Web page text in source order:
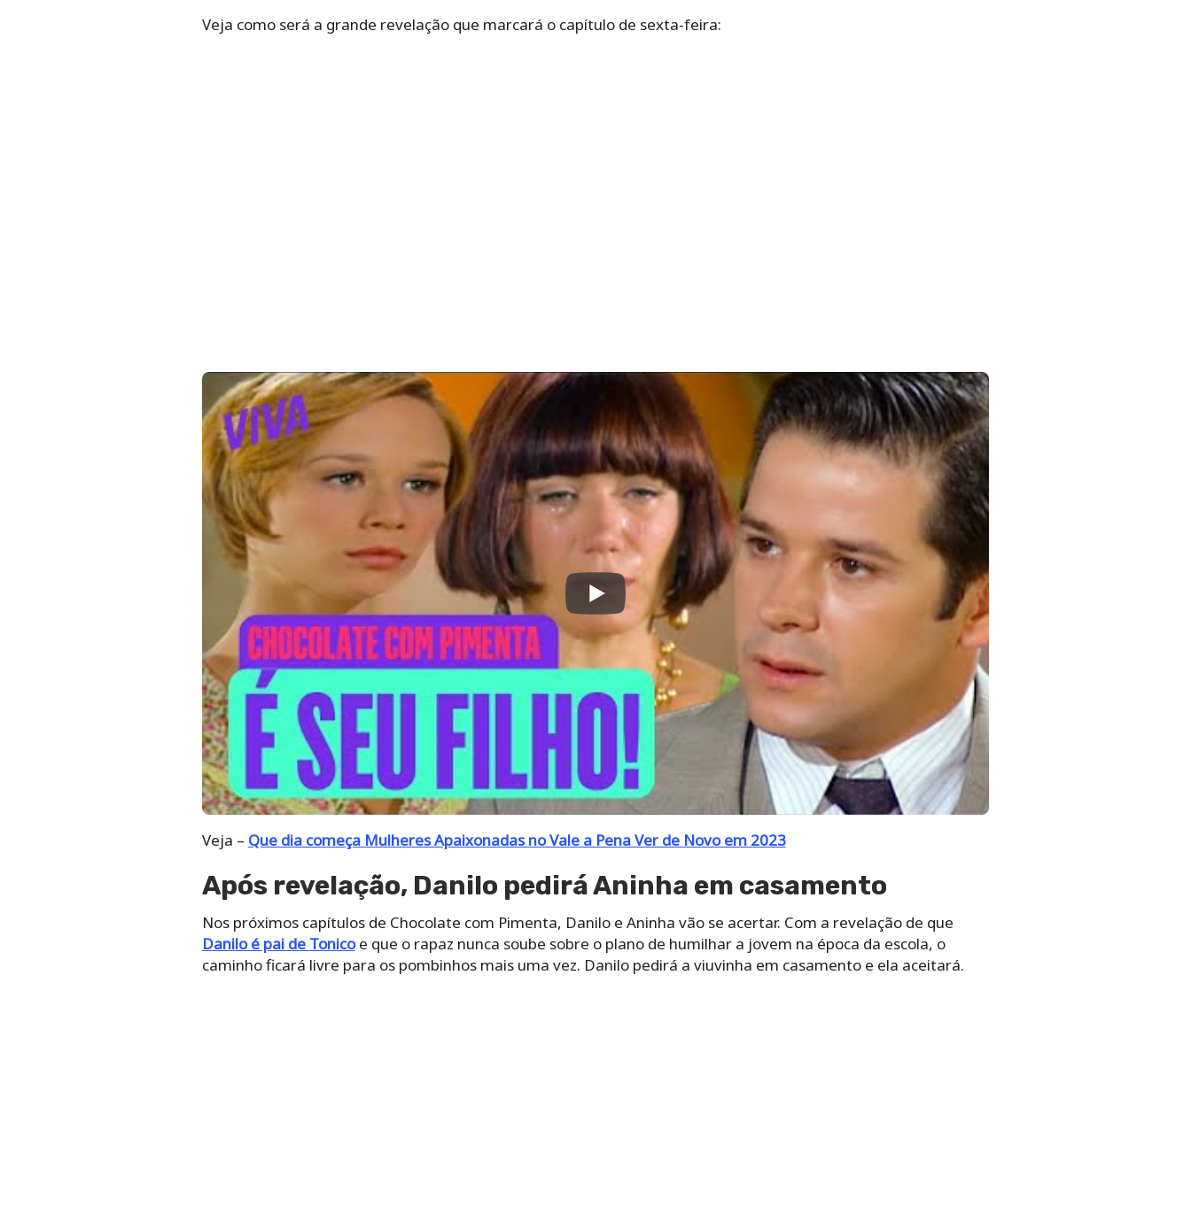
Veja como será a grande revelação que marcará o capítulo de sexta-feira:
Veja – Que dia começa Mulheres Apaixonadas no Vale a Pena Ver de Novo em 2023
Após revelação, Danilo pedirá Aninha em casamento
Nos próximos capítulos de Chocolate com Pimenta, Danilo e Aninha vão se acertar. Com a revelação de que
Danilo é pai de Tonicoe que o rapaz nunca soube sobre o plano de humilhar a jovem na época da escola, o
caminho ficará livre para os pombinhos mais uma vez. Danilo pedirá a viuvinha em casamento e ela aceitará.